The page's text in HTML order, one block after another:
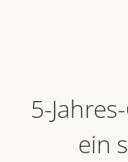
5-
ein